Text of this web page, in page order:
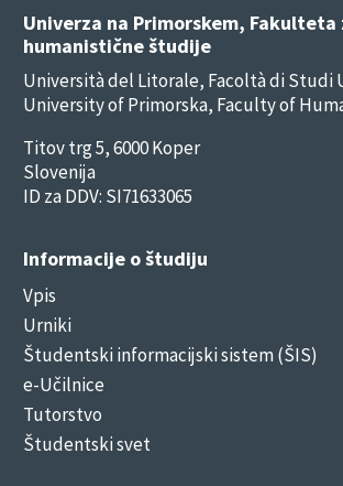
Univerza na Primorskem, Fakulteta
humanistične študije
Università del Litorale, Facoltà di Studi
University of Primorska, Faculty of
Titov trg 5, 6000 Koper
Slovenija
ID za DDV: SI71633065
Informacije o študiju
Vpis
Urniki
Študentski informacijski sistem (ŠIS)
e-Učilnice
Tutorstvo
Študentski svet